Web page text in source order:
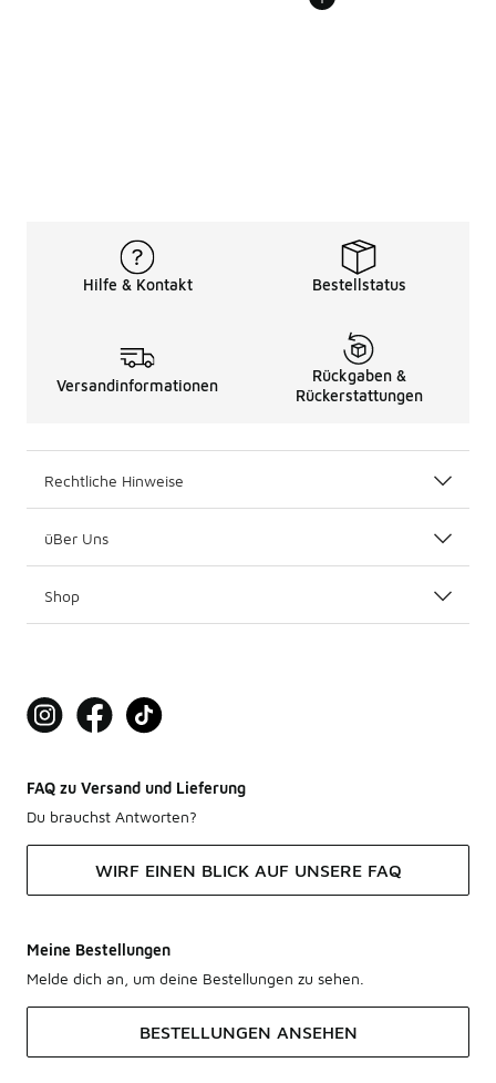
Hilfe & Kontakt Bestellstatus
Versandinformationen
Rückgaben &
Rückerstattungen
Rechtliche Hinweise
üBer Uns
Shop
FAQ zu Versand und Lieferung
Du brauchst Antworten?
WIRF EINEN BLICK AUF UNSERE FAQ
Meine Bestellungen
Melde dich an, um deine Bestellungen zu sehen.
BESTELLUNGEN ANSEHEN